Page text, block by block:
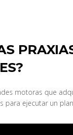
motoras que
para ejecutar un